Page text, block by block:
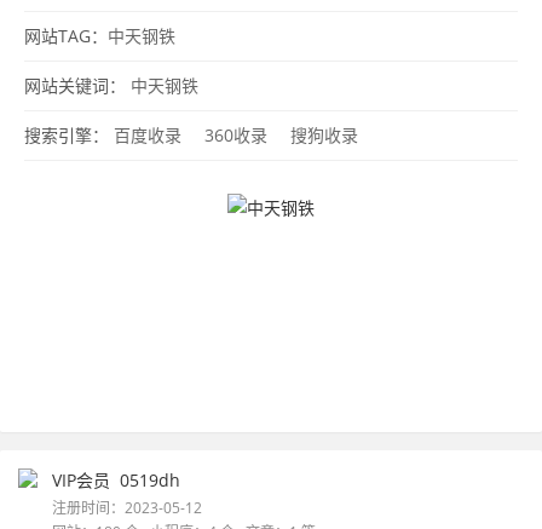
网站TAG： 中天钢铁
网站关键词： 中天钢铁
搜索引擎： 百度收录 360收录 搜狗收录
VIP会员 0519dh
注册时间：2023-05-12